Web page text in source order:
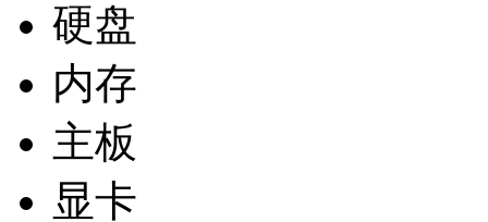
硬盘
内存
主板
显卡